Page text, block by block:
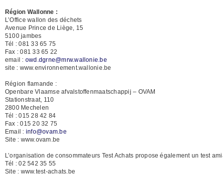
Région Wallonne :
L’Office wallon des déchets
Avenue Prince de Liège, 15
5100 jambes
Tél : 081 33 65 75
Fax : 081 33 65 22
email : owd.dgrne@mrw.wallonie.be
site : www.environnement.wallonie.be
Région flamande :
Openbare Vlaamse afvalstoffenmaatschappij – OVAM
Stationstraat, 110
2800 Mechelen
Tél : 015 28 42 84
Fax : 015 20 32 75
Email : info@ovam.be
Site : www.ovam.be
L’organisation de consommateurs Test Achats propose également un test
Tél : 02 542 35 55
Site : www.test-achats.be